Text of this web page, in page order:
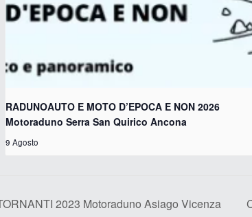
RADUNOAUTO E MOTO D’EPOCA E NON 2026
Motoraduno Serra San Quirico Ancona
9 Agosto
2023 Motoraduno Asiago Vicenza